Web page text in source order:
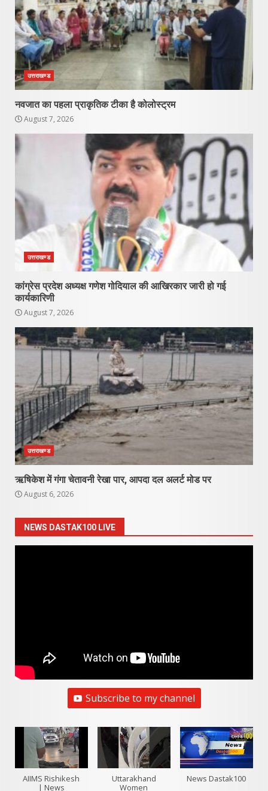
उत्तराखण्ड
नवजात का पहला प्राकृतिक टीका है कोलोस्ट्रम
August 7, 2026
उत्तराखण्ड
कांग्रेस प्रदेश अध्यक्ष गणेश गोदियाल की आखिरकार जारी हो गई
कार्यकारिणी
August 7, 2026
उत्तराखण्ड
ऋषिकेश में गंगा चेतावनी रेखा पार, आपदा दल अलर्ट मोड पर
August 6, 2026
NEWS DASTAK100 LIVE
Subscribe to my channel
AIIMS Rishikesh
| News
Uttarakhand
Women
News Dastak100